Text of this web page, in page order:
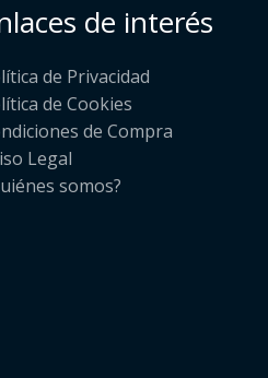
de interés
de Privacidad
de Cookies
de Compra
Legal
somos?​